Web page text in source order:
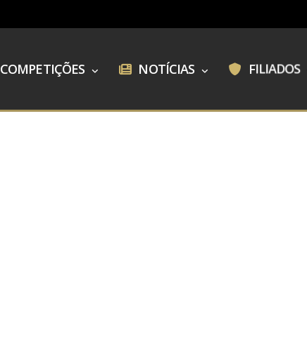
COMPETIÇÕES NOTÍCIAS FILIADOS